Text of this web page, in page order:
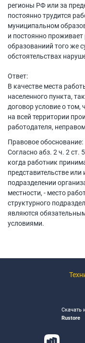
регионы РФ или за
постоянно трудится
муниципальном
и постоянно
образованиий того же
обстоятельствах
Ответ:
В качестве места
населенного пункта,
договор условие о
на всей территории
работодателя,
Правовое обоснование:
Согласно абз. 2 ч. 2 ст.
когда работник
представительстве
подразделении
местности, - место
структурного
являются
условиями.
Скачать
Rustore